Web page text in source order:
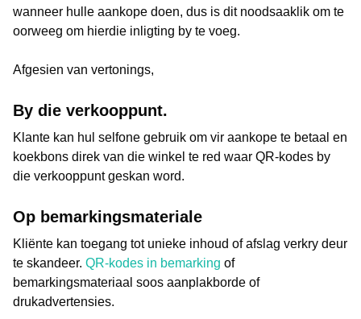
wanneer hulle aankope doen, dus is dit noodsaaklik om te
oorweeg om hierdie inligting by te voeg.
Afgesien van vertonings,
By die verkooppunt.
Klante kan hul selfone gebruik om vir aankope te betaal en
koekbons direk van die winkel te red waar QR-kodes by
die verkooppunt geskan word.
Op bemarkingsmateriale
Kliënte kan toegang tot unieke inhoud of afslag verkry deur
te skandeer. QR-kodes in bemarking of
bemarkingsmateriaal soos aanplakborde of
drukadvertensies.